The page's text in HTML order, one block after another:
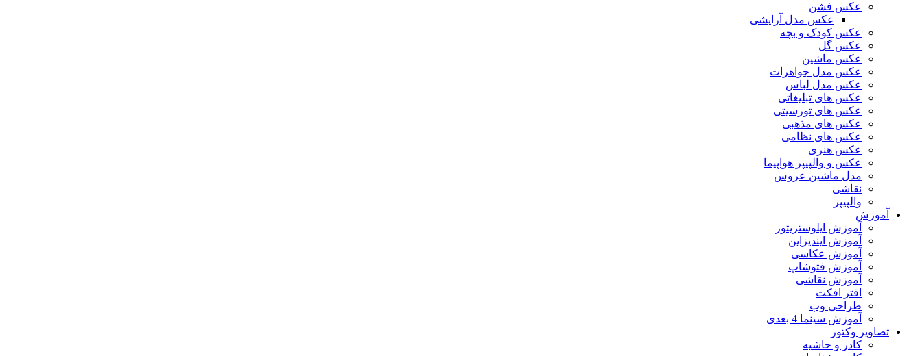
عکس فشن
عکس مدل آرایشی
عکس کودک و بچه
عکس گل
عکس ماشین
عکس مدل جواهرات
عکس مدل لباس
عکس های تبلیغاتی
عکس های تورسیتی
عکس های مذهبی
عکس های نظامی
عکس هنری
عکس و والپیپر هواپیما
مدل ماشین عروس
نقاشی
والپیپر
آموزش
آموزش ایلوستریتور
آموزش ایندیزاین
آموزش عکاسی
آموزش فتوشاپ
آموزش نقاشی
افتر افکت
طراحی وب
آموزش سینما 4 بعدی
تصاویر وکتور
کادر و حاشیه